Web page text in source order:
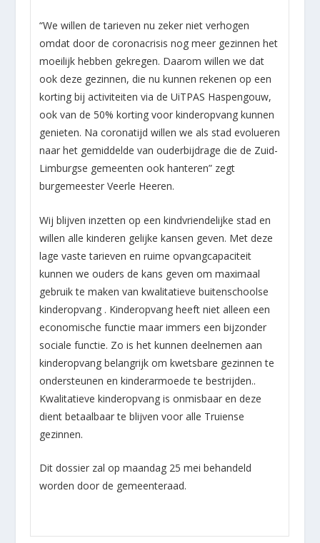
“We willen de tarieven nu zeker niet verhogen
omdat door de coronacrisis nog meer gezinnen het
moeilijk hebben gekregen. Daarom willen we dat
ook deze gezinnen, die nu kunnen rekenen op een
korting bij activiteiten via de UiTPAS Haspengouw,
ook van de 50% korting voor kinderopvang kunnen
genieten. Na coronatijd willen we als stad evolueren
naar het gemiddelde van ouderbijdrage die de Zuid-
Limburgse gemeenten ook hanteren” zegt
burgemeester Veerle Heeren.
Wij blijven inzetten op een kindvriendelijke stad en
willen alle kinderen gelijke kansen geven. Met deze
lage vaste tarieven en ruime opvangcapaciteit
kunnen we ouders de kans geven om maximaal
gebruik te maken van kwalitatieve buitenschoolse
kinderopvang . Kinderopvang heeft niet alleen een
economische functie maar immers een bijzonder
sociale functie. Zo is het kunnen deelnemen aan
kinderopvang belangrijk om kwetsbare gezinnen te
ondersteunen en kinderarmoede te bestrijden..
Kwalitatieve kinderopvang is onmisbaar en deze
dient betaalbaar te blijven voor alle Truiense
gezinnen.
Dit dossier zal op maandag 25 mei behandeld
worden door de gemeenteraad.